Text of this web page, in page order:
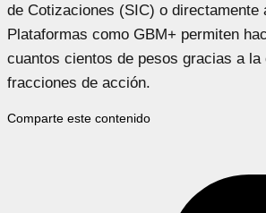
de Cotizaciones (SIC) o directamente
Plataformas como GBM+ permiten
cuantos cientos de pesos gracias a la
fracciones de acción.
Comparte este contenido